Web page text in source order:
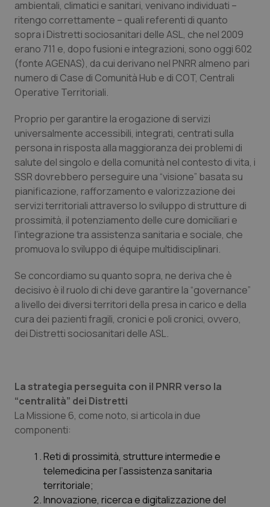
ambientali, climatici e sanitari, venivano individuati –
ritengo correttamente – quali referenti di quanto
sopra i Distretti sociosanitari delle ASL, che nel 2009
erano 711 e, dopo fusioni e integrazioni, sono oggi 602
(fonte AGENAS), da cui derivano nel PNRR almeno pari
numero di Case di Comunità Hub e di COT, Centrali
Operative Territoriali.
Proprio per garantire la erogazione di servizi
universalmente accessibili, integrati, centrati sulla
persona in risposta alla maggioranza dei problemi di
salute del singolo e della comunità nel contesto di vita, i
SSR dovrebbero perseguire una “visione” basata su
pianificazione, rafforzamento e valorizzazione dei
servizi territoriali attraverso lo sviluppo di strutture di
prossimità, il potenziamento delle cure domiciliari e
l’integrazione tra assistenza sanitaria e sociale, che
promuova lo sviluppo di équipe multidisciplinari.
Se concordiamo su quanto sopra, ne deriva che è
decisivo è il ruolo di chi deve garantire la “governance”
a livello dei diversi territori della presa in carico e della
cura dei pazienti fragili, cronici e poli cronici, ovvero,
dei Distretti sociosanitari delle ASL.
La strategia perseguita con il PNRR verso la
“centralità” dei Distretti
La Missione 6, come noto, si articola in due
componenti:
Reti di prossimità, strutture intermedie e
telemedicina per l’assistenza sanitaria
territoriale;
Innovazione, ricerca e digitalizzazione del